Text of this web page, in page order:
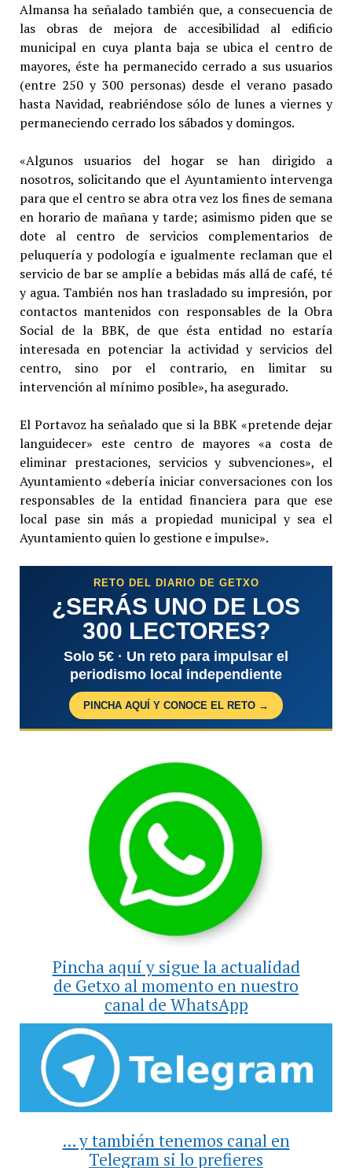
Almansa ha señalado también que, a consecuencia de
las obras de mejora de accesibilidad al edificio
municipal en cuya planta baja se ubica el centro de
mayores, éste ha permanecido cerrado a sus usuarios
(entre 250 y 300 personas) desde el verano pasado
hasta Navidad, reabriéndose sólo de lunes a viernes y
permaneciendo cerrado los sábados y domingos.
«Algunos usuarios del hogar se han dirigido a
nosotros, solicitando que el Ayuntamiento intervenga
para que el centro se abra otra vez los fines de semana
en horario de mañana y tarde; asimismo piden que se
dote al centro de servicios complementarios de
peluquería y podología e igualmente reclaman que el
servicio de bar se amplíe a bebidas más allá de café, té
y agua. También nos han trasladado su impresión, por
contactos mantenidos con responsables de la Obra
Social de la BBK, de que ésta entidad no estaría
interesada en potenciar la actividad y servicios del
centro, sino por el contrario, en limitar su
intervención al mínimo posible», ha asegurado.
El Portavoz ha señalado que si la BBK «pretende dejar
languidecer» este centro de mayores «a costa de
eliminar prestaciones, servicios y subvenciones», el
Ayuntamiento «debería iniciar conversaciones con los
responsables de la entidad financiera para que ese
local pase sin más a propiedad municipal y sea el
Ayuntamiento quien lo gestione e impulse».
RETO DEL DIARIO DE GETXO
¿SERÁS UNO DE LOS
300 LECTORES?
Solo 5€ · Un reto para impulsar el
periodismo local independiente
PINCHA AQUÍ Y CONOCE EL RETO →
Pincha aquí y sigue la actualidad
de Getxo al momento en nuestro
canal de WhatsApp
... y también tenemos canal en
Telegram si lo prefieres